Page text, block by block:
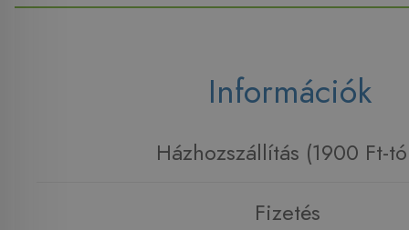
Információk
Házhozszállítás (1900 Ft-
Fizetés